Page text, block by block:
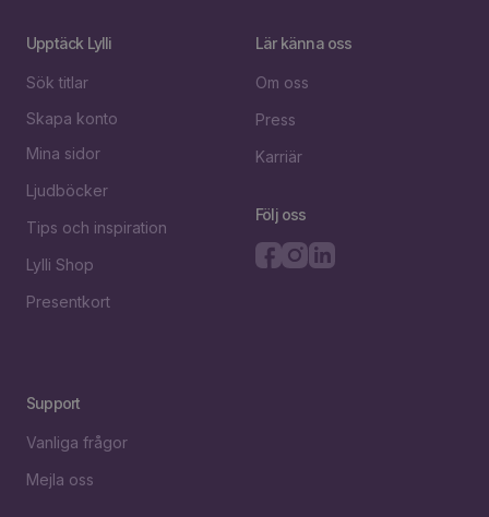
Upptäck Lylli
Sök titlar
Skapa konto
Mina sidor
Ljudböcker
Tips och inspiration
Lylli Shop
Presentkort
Lär känna oss
Om oss
Press
Karriär
Följ oss
Support
Vanliga frågor
Mejla oss